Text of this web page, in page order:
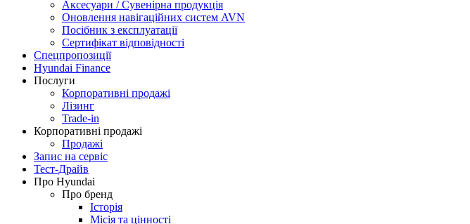
Аксесуари / Сувенірна продукція
Оновлення навігаційних систем AVN
Посібник з експлуатації
Сертифікат відповідності
Спецпропозиції
Hyundai Finance
Послуги
Корпоративні продажі
Лізинг
Trade-in
Корпоративні продажі
Продажі
Запис на сервіс
Тест-Драйв
Про Hyundai
Про бренд
Історія
Місія та цінності